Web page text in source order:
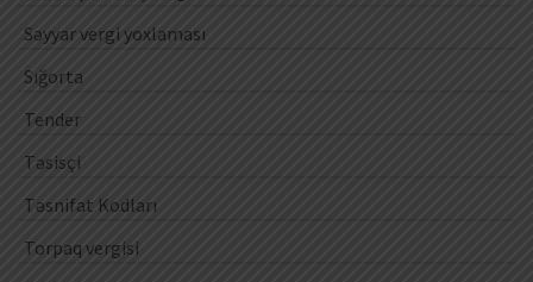
Səyyar vergi yoxlaması
Sığorta
Tender
Təsisçi
Təsnifat Kodları
Torpaq vergisi